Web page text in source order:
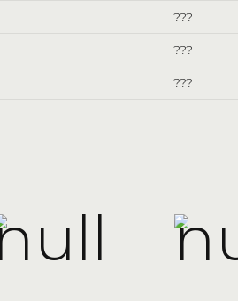
???
???
???